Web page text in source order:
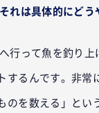
は具体的にどう
行って魚を釣り
するんです。非常
のを数える」とい